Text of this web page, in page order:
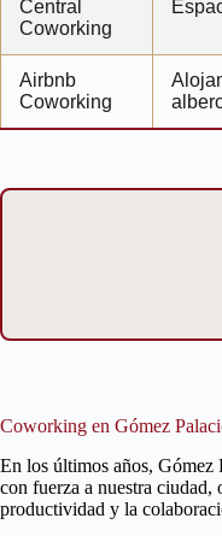
Central
Coworking
Airbnb
Coworking
Coworking en Gómez
En los últimos años, Gómez
con fuerza a nuestra
productividad y la